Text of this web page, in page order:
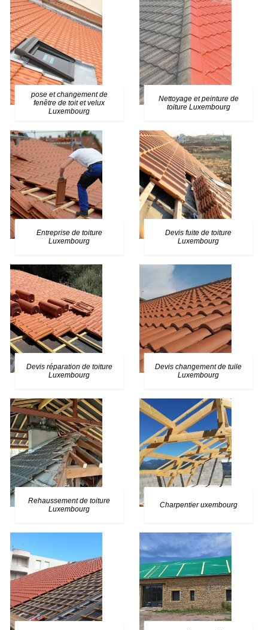
pose et changement de
fenêtre de toit et velux
Luxembourg
Nettoyage et peinture de
toiture Luxembourg
Entreprise de toiture
Luxembourg
Devis fuite de toiture
Luxembourg
Devis réparation de toiture
Luxembourg
Devis changement de tuile
Luxembourg
Rehaussement de toiture
Luxembourg
Charpentier uxembourg